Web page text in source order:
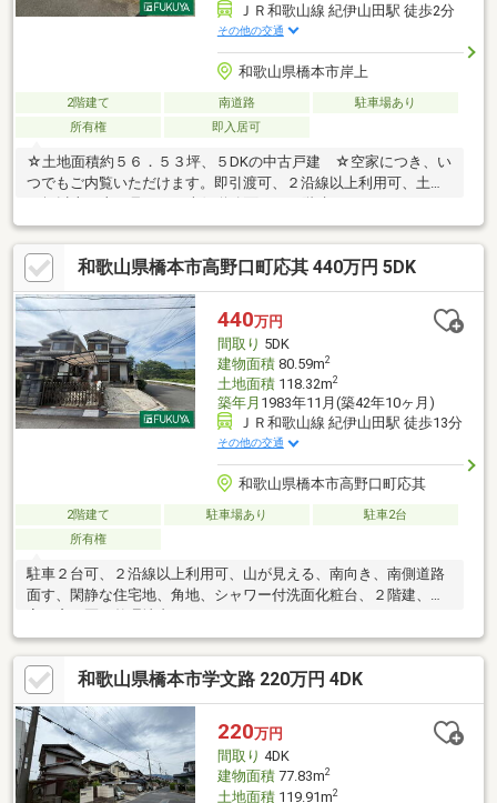
ＪＲ和歌山線 紀伊山田駅 徒歩2分
その他の交通
和歌山県橋本市岸上
2階建て 南道路
駐車場あり
所有権
即入居可
☆土地面積約５６．５３坪、５DKの中古戸建 ☆空家につき、い
つでもご内覧いただけます。即引渡可、２沿線以上利用可、土地
和歌山県橋本市高野口町応其 440万円 5DK
440万円
間取り 5DK
建物面積80.59m2
土地面積118.32m2
築年月 1983年11月(築42年10ヶ月)
ＪＲ和歌山線 紀伊山田駅 徒歩13分
その他の交通
和歌山県橋本市高野口町応其
2階建て 駐車場あり
駐車2台
所有権
駐車２台可、２沿線以上利用可、山が見える、南向き、南側道路
面す、閑静な住宅地、角地、シャワー付洗面化粧台、２階建、浴
和歌山県橋本市学文路 220万円 4DK
220万円
間取り 4DK
建物面積77.83m2
土地面積119.91m2